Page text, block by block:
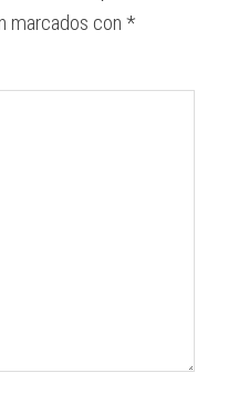
marcados con *